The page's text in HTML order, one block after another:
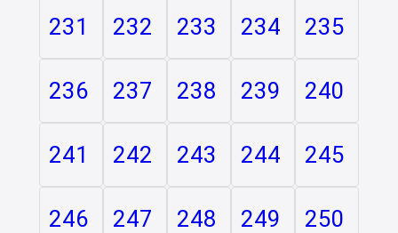
231 232 233 234 235
236 237 238 239 240
241 242 243 244 245
246 247 248 249 250